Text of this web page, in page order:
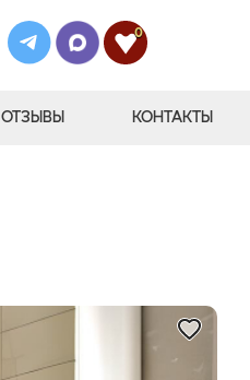
0
ОТЗЫВЫ КОНТАКТЫ